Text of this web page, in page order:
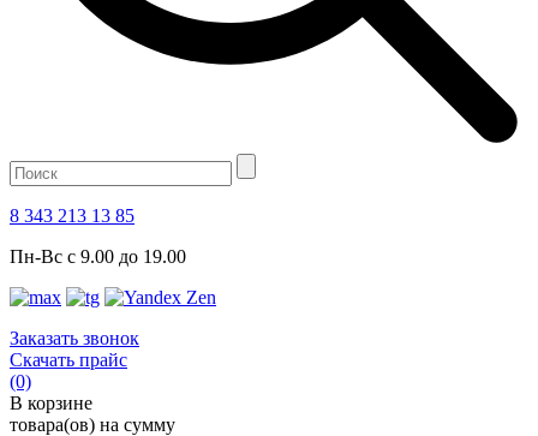
8 343 213 13 85
Пн-Вс с 9.00 до 19.00
Заказать звонок
Скачать прайс
(0)
В корзине
товара(ов) на сумму